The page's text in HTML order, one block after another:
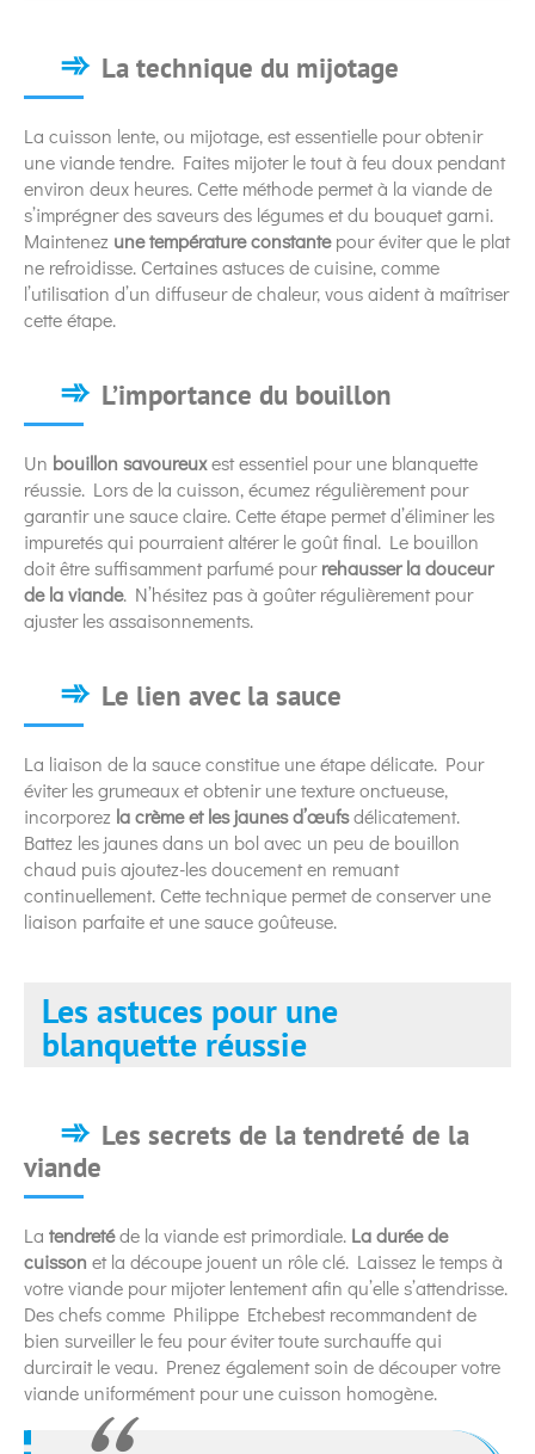
La technique du mijotage
La cuisson lente, ou mijotage, est essentielle pour obtenir
une viande tendre. Faites mijoter le tout à feu doux pendant
environ deux heures. Cette méthode permet à la viande de
s’imprégner des saveurs des légumes et du bouquet garni.
Maintenez une température constantepour éviter que le plat
ne refroidisse. Certaines astuces de cuisine, comme
l’utilisation d’un diffuseur de chaleur, vous aident à maîtriser
cette étape.
L’importance du bouillon
Un bouillon savoureuxest essentiel pour une blanquette
réussie. Lors de la cuisson, écumez régulièrement pour
garantir une sauce claire. Cette étape permet d’éliminer les
impuretés qui pourraient altérer le goût final. Le bouillon
doit être suffisamment parfumé pourrehausser la douceur
de la viande. N’hésitez pas à goûter régulièrement pour
ajuster les assaisonnements.
Le lien avec la sauce
La liaison de la sauce constitue une étape délicate. Pour
éviter les grumeaux et obtenir une texture onctueuse,
incorporez la crème et les jaunes d’œufsdélicatement.
Battez les jaunes dans un bol avec un peu de bouillon
chaud puis ajoutez-les doucement en remuant
continuellement. Cette technique permet de conserver une
liaison parfaite et une sauce goûteuse.
Les astuces pour une
blanquette réussie
Les secrets de la tendreté de la
viande
La tendretéde la viande est primordiale. La durée de
cuisson et la découpe jouent un rôle clé. Laissez le temps à
votre viande pour mijoter lentement afin qu’elle s’attendrisse.
Des chefs comme Philippe Etchebest recommandent de
bien surveiller le feu pour éviter toute surchauffe qui
durcirait le veau. Prenez également soin de découper votre
viande uniformément pour une cuisson homogène.